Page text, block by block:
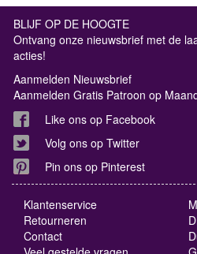
BLIJF OP DE HOOGTE
Ontvang onze nieuwsbrief met de
acties!
Aanmelden Nieuwsbrief
Aanmelden Gratis Patroon op
Like ons op Facebook
Volg ons op Twitter
Pin ons op Pinterest
Klantenservice
Retourneren
Contact